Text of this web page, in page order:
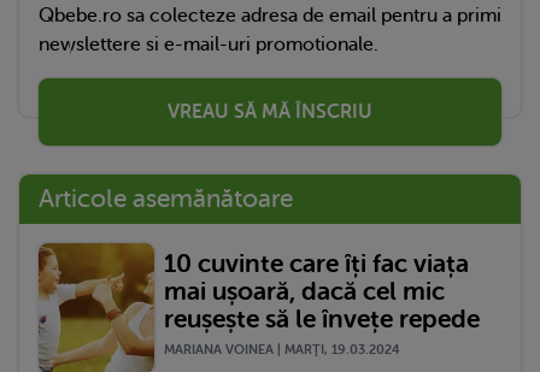
Qbebe.ro sa colecteze adresa de email pentru a primi
newslettere si e-mail-uri promotionale.
VREAU SĂ MĂ ÎNSCRIU
Articole asemănătoare
10 cuvinte care îți fac viața
mai ușoară, dacă cel mic
reușește să le învețe repede
MARIANA VOINEA | MARŢI, 19.03.2024